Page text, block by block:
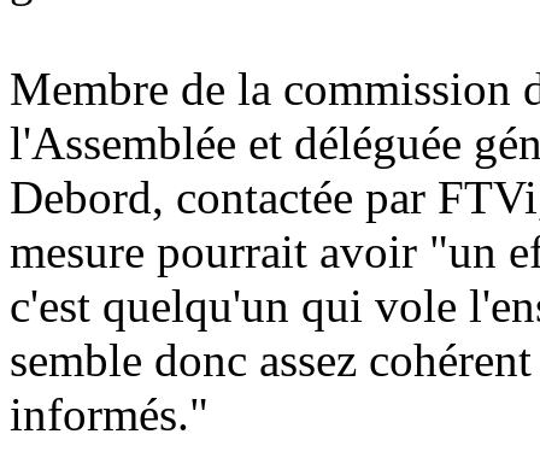
Membre de la commission
l'Assemblée et déléguée
Debord, contactée par
mesure pourrait avoir "un
c'est quelqu'un qui vole
semble donc assez
informés."